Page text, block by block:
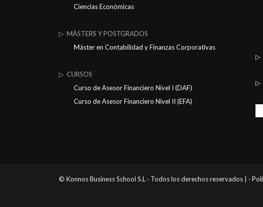
Ciencias Económicas
▷ MÁSTERS Y POSTGRADOS
Máster en Contabilidad y Finanzas Corporativas
▷ CURSOS
Curso de Asesor Financiero Nivel I (DAF)
Curso de Asesor Financiero Nivel II (EFA)
▷
▷
© Konnos Business School S.L · Todos los derechos reservados | ·